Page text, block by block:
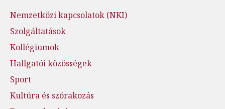
Nemzetközi kapcsolatok (NKI)
Szolgáltatások
Kollégiumok
Hallgatói közösségek
Sport
Kultúra és szórakozás